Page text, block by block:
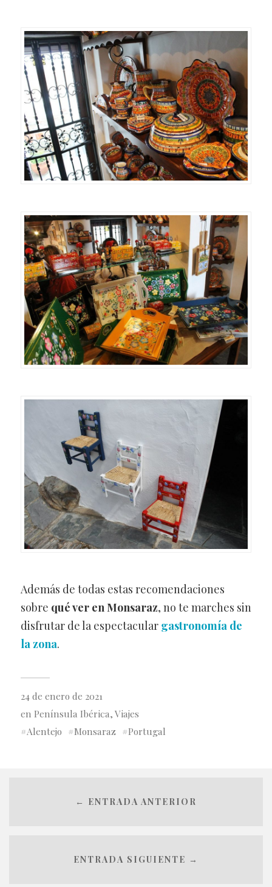
Además de todas estas recomendaciones
sobre qué ver en Monsaraz, no te marches sin
disfrutar de la espectacular gastronomía de
la zona.
24 de enero de 2021
en Península Ibérica,Viajes
Alentejo
Monsaraz Portugal
← ENTRADA ANTERIOR
ENTRADA SIGUIENTE →